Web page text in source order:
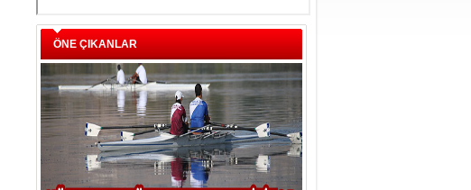
ÖNE ÇIKANLAR